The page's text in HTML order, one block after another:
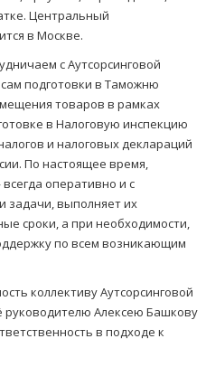
Центральный
в Москве.
с Аутсорсинговой
подготовки в Таможню
товаров в рамках
в Налоговую инспекцию
и налоговых деклараций
По настоящее время,
оперативно и с
задачи, выполняет их
сроки, а при необходимости,
по всем возникающим
коллективу Аутсорсинговой
Алексею Башкову
в подходе к